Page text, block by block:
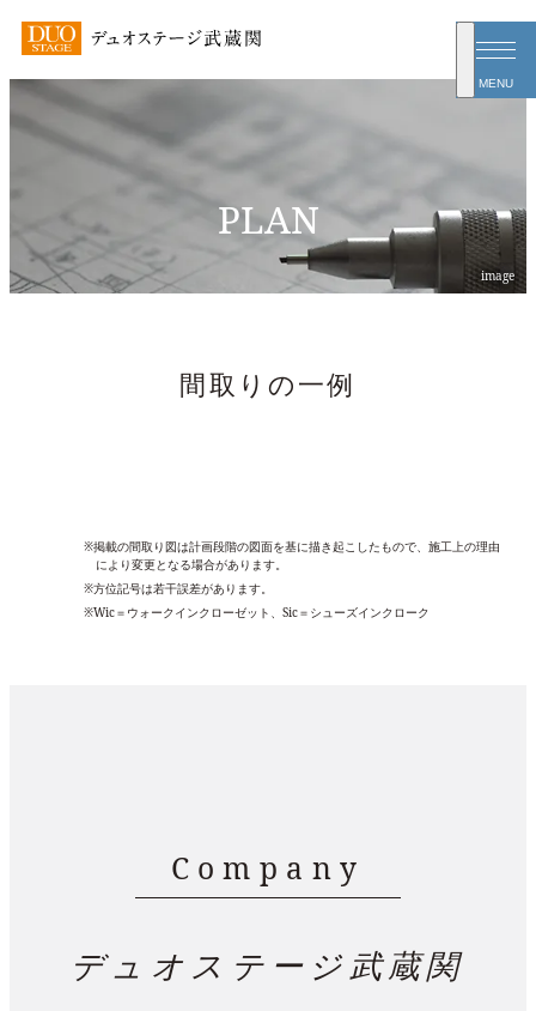
MENU
PLAN
間取りの一例
※掲載の間取り図は計画段階の図面を基に描き起こしたもので、施工上の理由
により変更となる場合があります。
※方位記号は若干誤差があります。
※Wic＝ウォークインクローゼット、Sic＝シューズインクローク
Company
デュオステージ武蔵関